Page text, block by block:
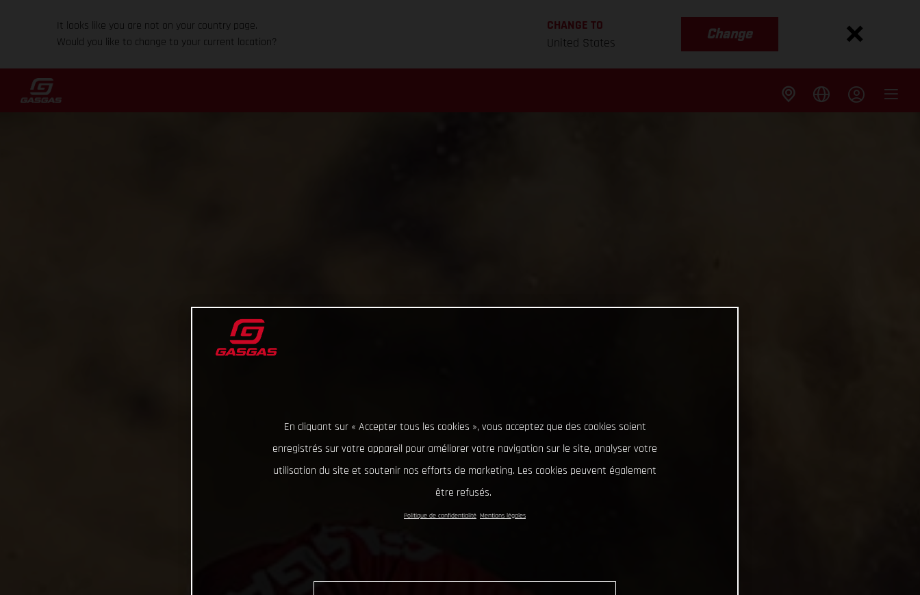
It looks like you are not on your country page.
Would you like to change to your current location?
CHANGE TO
United States
Change
En cliquant sur « Accepter tous les cookies », vous acceptez que des cookies soient
enregistrés sur votre appareil pour améliorer votre navigation sur le site, analyser votre
utilisation du site et soutenir nos efforts de marketing. Les cookies peuvent également
être refusés.
Politique de confidentialité Mentions légales